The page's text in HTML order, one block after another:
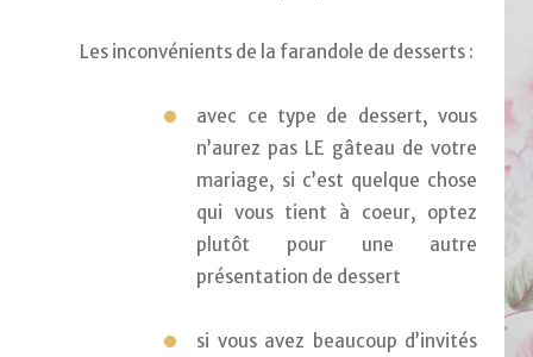
Les inconvénients de la farandole de desserts :
avec ce type de dessert, vous
n’aurez pas LE gâteau de votre
mariage, si c’est quelque chose
qui vous tient à coeur, optez
plutôt pour une autre
présentation de dessert
si vous avez beaucoup d’invités